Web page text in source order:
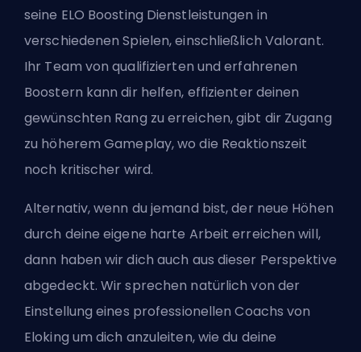
seine ELO Boosting Dienstleistungen in
verschiedenen Spielen, einschließlich Valorant.
Ihr Team von qualifizierten und erfahrenen
Boostern kann dir helfen, effizienter deinen
gewünschten Rang zu erreichen, gibt dir Zugang
zu höherem Gameplay, wo die Reaktionszeit
noch kritischer wird.
Alternativ, wenn du jemand bist, der neue Höhen
durch deine eigene harte Arbeit erreichen will,
dann haben wir dich auch aus dieser Perspektive
abgedeckt. Wir sprechen natürlich von der
Einstellung eines professionellen Coachs von
Eloking um dich anzuleiten, wie du deine